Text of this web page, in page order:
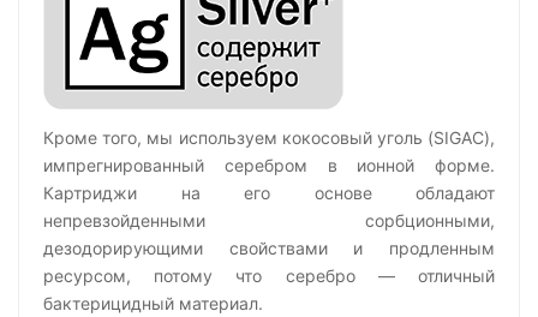
Кроме того, мы используем кокосовый уголь (SIGAC),
импрегнированный серебром в ионной форме.
Картриджи на его основе обладают
непревзойденными сорбционными,
дезодорирующими свойствами и продленным
ресурсом, потому что серебро — отличный
бактерицидный материал.